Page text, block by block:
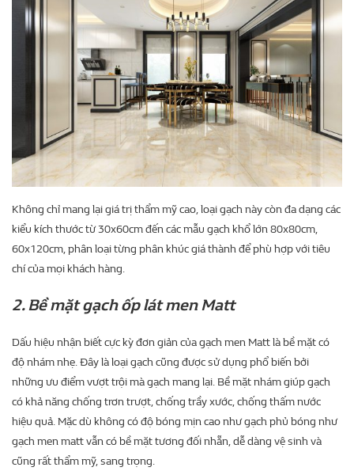
Không chỉ mang lại giá trị thẩm mỹ cao, loại gạch này còn đa dạng các
kiểu kích thước từ 30x60cm đến các mẫu gạch khổ lớn 80x80cm,
60x120cm, phân loại từng phân khúc giá thành để phù hợp với tiêu
chí của mọi khách hàng.
2. Bề mặt gạch ốp lát men Matt
Dấu hiệu nhận biết cực kỳ đơn giản của gạch men Matt là bề mặt có
độ nhám nhẹ. Đây là loại gạch cũng được sử dụng phổ biến bởi
những ưu điểm vượt trội mà gạch mang lại. Bề mặt nhám giúp gạch
có khả năng chống trơn trượt, chống trầy xước, chống thấm nước
hiệu quả. Mặc dù không có độ bóng mịn cao như gạch phủ bóng như
gạch men matt vẫn có bề mặt tương đối nhẵn, dễ dàng vệ sinh và
cũng rất thẩm mỹ, sang trọng.